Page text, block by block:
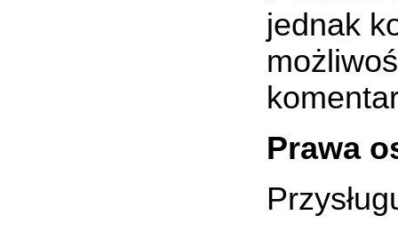
jednak
Prawa